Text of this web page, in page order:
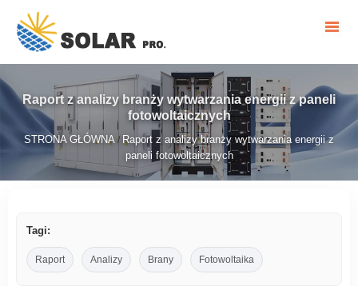
Raport z analizy branży wytwarzania energii z paneli
fotowoltaicznych
STRONA GŁÓWNA / Raport z analizy branży wytwarzania energii z
paneli fotowoltaicznych
Tagi:
Raport Analizy Brany Fotowoltaika